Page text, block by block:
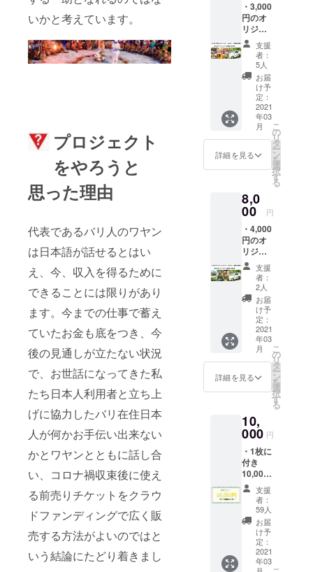
いかと考えています。
プロジェクト
をやろうと
思った理由
代表であるバリ人のワヤン
は日本語が話せるとはい
え、今、収入を得るために
できることには限りがあり
ます。今までの仕事で蓄え
ていたお金も底をつき、今
後の見通しが立たない状況
で、お世話になってきた私
たち日本人利用者と立ち上
げに協力したバリ在住日本
人が何かお手伝い出来ない
かとワヤンとともに話し合
い、コロナ禍収束後に使え
る前売りチケットをクラウ
ドファンディングで広く販
売する方法がよいのではと
いう結論にたどり着きまし
じる場
合は利
用当日
に現金
にてご
精算く
ださ
い。 ・
本文中
の「リ
ターン
につい
記載の
注意事
認くだ
さい。
・バリ
島ウブ
ドから
メール
にてEチ
ケット
とお礼
のメッ
セージ
を送ら
せてい
ただき
ます。
お早め
にご予
約をお
願いし
ます。
・深夜
早朝の
送迎や
ウブド
中心部
から
5km以
上離れ
たホテ
ウブ
ド、バ
ジャ
ティ
等）へ
の送迎
は追加
料金が
かかり
ます。
料金を
事前に
確認の
上、差
日に現
金でお
い。 ・
本文中
の「リ
ターン
につい
て」に
記載の
注意事
項を必
ずご確
認くだ
さい。
・バリ
島ウブ
してウ
ブドが
起点と
なりま
す。中
心部か
ら5km
以上離
れたホ
テル
（例：
パドマ
ウブ
ド、バ
等から
ご出発
の場合
や遠方
での乗
り捨て
は追加
料金が
かかり
ます。
料金を
事前に
確認の
上、差
額は当
日に現
金でお
駐車場
代や入
場料な
どは含
まれま
せん。
・ほか
にも6時
間、8時
間の
チャー
ターが
ありま
す。 ・
・3,000
円のオ
リジナ
ルツ
アー、
カル
チャー
体験2名
様分の
チケッ
トで
す。 ・
カー
チャー
タ（ガ
イド料
台４名
様まで
６時間
にも利
用でき
ます。
チケッ
ト利用
時に以
下のツ
アーま
たは
ウェブ
でご案
内の
3,000円
のツ
ターか
らご希
望をお
知らせ
くださ
い。ツ
アーの
詳細や
その他
ツ
アー、
体験は
http://in
formati
支援
者：
5人
お届
け予
定：
2021
年03
月
詳細を見る
こ
の
リ
タ
ー
ン
を
選
択
す
る
8,0
00 円
・4,000
円のオ
リジナ
ルツ
アー、
カル
チャー
体験2名
様分の
チケッ
トで
す。 ・
カー
チャー
タ（ガ
イド料
台４名
様まで
８時間
にも利
用でき
ます。
チケッ
ト利用
時に以
下のツ
アーま
たは
ウェブ
でご案
支援
者：
2人
お届
け予
定：
2021
年03
月
詳細を見る
こ
の
リ
タ
ー
ン
を
選
択
す
る
10,
000 円
・1枚に
付き
10,000
円分の
アパ？
専用前
売り金
券チ
ケット
です。
複数枚
支援
者：
59人
お届
け予
定：
2021
年03